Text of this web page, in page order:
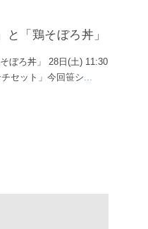
と「鶏そぼろ丼」
ぼろ丼」 28日(土) 11:30
セット」今回笹シ...